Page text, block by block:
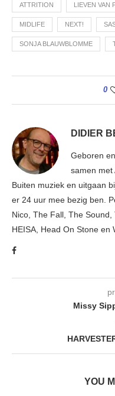
ATTRITION LIEVEN VAN
MIDLIFE NEXT!
SONJA BLAUWBLOMME
0
DIDIER
Geboren
samen met
Buiten muziek en uitgaan
er 24 uur mee bezig ben.
Nico, The Fall, The Sound,
HEISA, Head On Stone en
Missy
YOU